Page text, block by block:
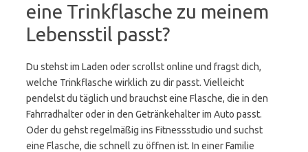
eine Trinkflasche zu meinem
Lebensstil passt?
Du stehst im Laden oder scrollst online und fragst dich,
welche Trinkflasche wirklich zu dir passt. Vielleicht
pendelst du täglich und brauchst eine Flasche, die in den
Fahrradhalter oder in den Getränkehalter im Auto passt.
Oder du gehst regelmäßig ins Fitnessstudio und suchst
eine Flasche, die schnell zu öffnen ist. In einer Familie